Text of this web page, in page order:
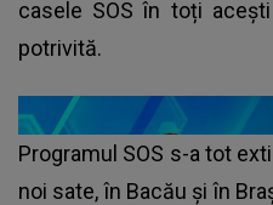
casele SOS în toți
potrivită.
Programul SOS s-a tot
noi sate, în Bacău și în